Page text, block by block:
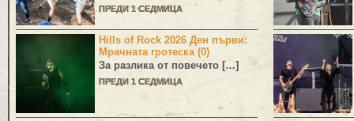
ПРЕДИ 1 СЕДМИЦА
Hills of Rock 2026 Ден първи:
Мрачната гротеска (0)
За разлика от повечето […]
ПРЕДИ 1 СЕДМИЦА